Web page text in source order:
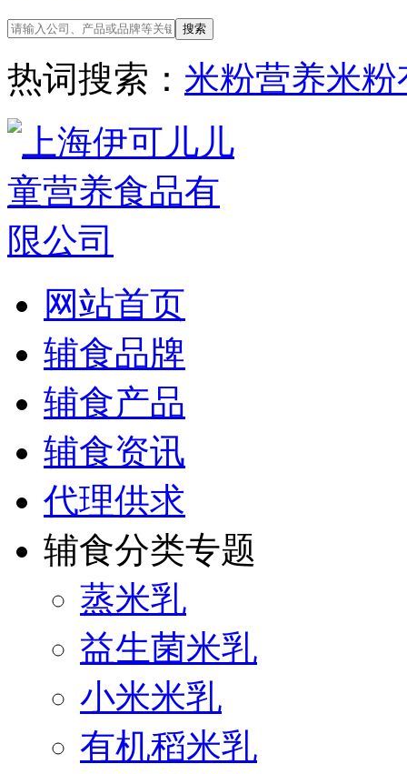
热词搜索： 米粉营养米粉
网站首页
辅食品牌
辅食产品
辅食资讯
代理供求
辅食分类专题
蒸米乳
益生菌米乳
小米米乳
有机稻米乳